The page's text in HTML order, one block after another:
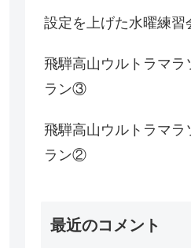
設定を上げた水曜練習
飛騨高山ウルトラマラ
ラン③
飛騨高山ウルトラマラ
ラン②
最近のコメント